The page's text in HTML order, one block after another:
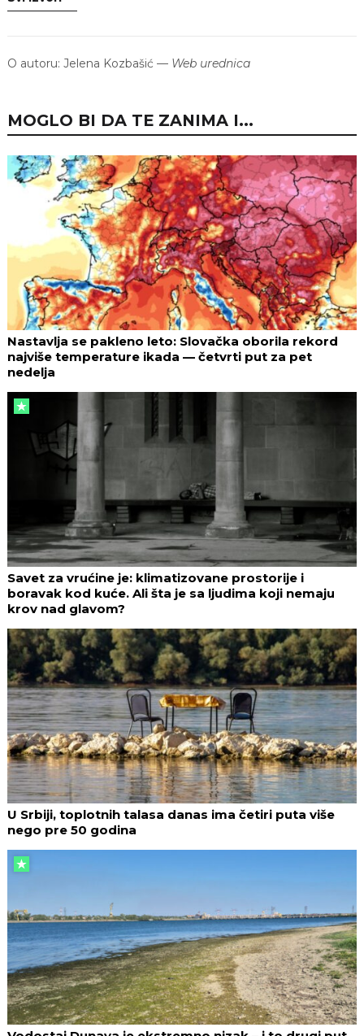
O autoru: Jelena Kozbašić — Web urednica
MOGLO BI DA TE ZANIMA I...
Nastavlja se pakleno leto: Slovačka oborila rekord
najviše temperature ikada — četvrti put za pet
nedelja
Savet za vrućine je: klimatizovane prostorije i
boravak kod kuće. Ali šta je sa ljudima koji nemaju
krov nad glavom?
U Srbiji, toplotnih talasa danas ima četiri puta više
nego pre 50 godina